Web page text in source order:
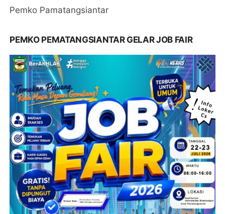
Pemko Pamatangsiantar
PEMKO PEMATANGSIANTAR GELAR JOB FAIR